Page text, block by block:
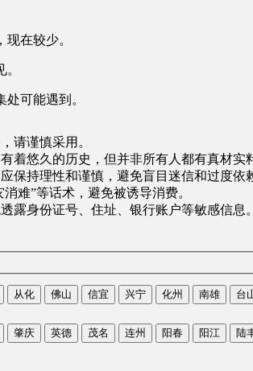
在较少。
可能遇到。
请谨慎采用。
着悠久的历史，但并非所有人都有真材实
保持理性和谨慎，避免盲目迷信和过度依
难”等话术，避免被诱导消费。
露身份证号、住址、银行账户等敏感信息
从化 佛山 信宜 兴宁 化州 南雄 台
肇庆 英德 茂名 连州 阳春 阳江 陆